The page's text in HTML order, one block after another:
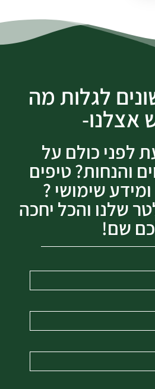
לגלות מה
אצלנו-
לפני כולם על
והנחות? טיפים
שימושי ?
שלנו והכל יחכה
שם!